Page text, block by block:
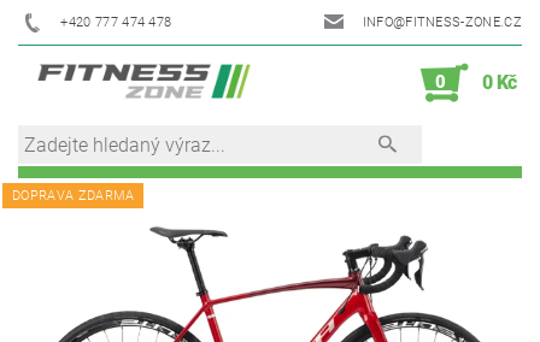
+420 777 474 478 INFO@FITNESS-ZONE.CZ
0 0 Kč
DOPRAVA ZDARMA